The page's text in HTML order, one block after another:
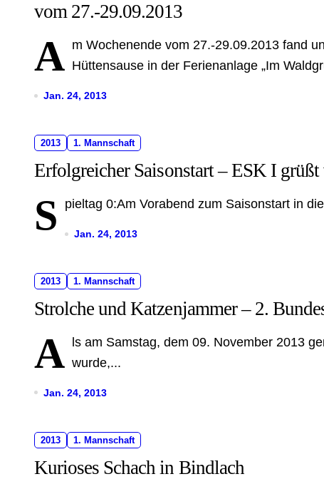
vom 27.-29.09.2013
A m Wochenende vom 27.-29.09.2013 fand
Hüttensause in der Ferienanlage „Im
Jan. 24, 2013
2013 1. Mannschaft
Erfolgreicher Saisonstart – ESK I grüßt
S pieltag 0:Am Vorabend zum Saisonstart in
Jan. 24, 2013
2013 1. Mannschaft
Strolche und Katzenjammer – 2.
A ls am Samstag, dem 09. November 2013
wurde,...
Jan. 24, 2013
2013 1. Mannschaft
Kurioses Schach in Bindlach